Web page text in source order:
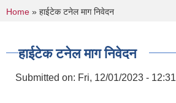
You are here
Home » हाईटेक टनेल माग निवेदन
हाईटेक टनेल माग निवेदन
Submitted on: Fri, 12/01/2023 - 12:31